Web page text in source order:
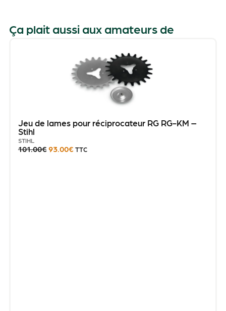
Ça plait aussi aux amateurs de
Jeu de lames pour réciprocateur RG RG-KM –
Stihl
STIHL
101.00€ 93.00€ TTC